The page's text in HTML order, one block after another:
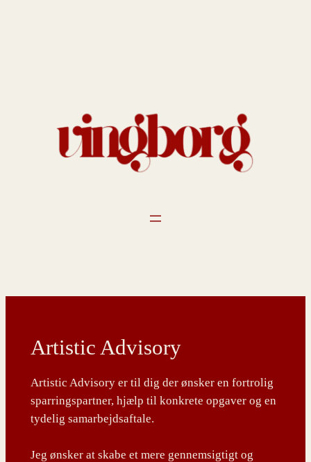
Artistic Advisory
Artistic Advisory er til dig der ønsker en fortrolig
sparringspartner, hjælp til konkrete opgaver og en
tydelig samarbejdsaftale.
Jeg ønsker at skabe et mere gennemsigtigt og